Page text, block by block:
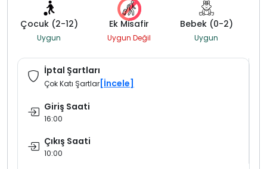
Çocuk (2-12)
Uygun
Ek Misafir
Uygun Değil
Bebek (0-2)
Uygun
İptal Şartları
Çok Katı Şartlar [İncele]
Giriş Saati
16:00
Çıkış Saati
10:00